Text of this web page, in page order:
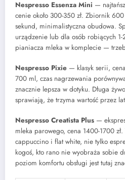
Nespresso Essenza Mini —
cenie około 300-350 zł. Zbiornik
sekund, minimalistyczna obudowa.
urządzenie lub dla osób robiących
pianiacza mleka w komplecie —
Nespresso Pixie — klasyk serii,
700 ml, czas nagrzewania
znacznie lepsza w dotyku. Długa
sprawiają, że trzyma wartość przez
Nespresso Creatista Plus —
mleka parowego, cena 1400-1700
cappuccino i flat white, nie tylko
kogoś, kto rano nie wyobraża sobie
poziom komfortu obsługi jest tutaj